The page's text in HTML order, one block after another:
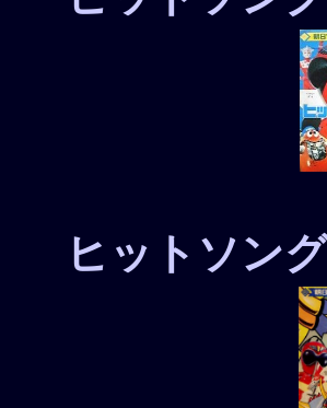
ヒットソン